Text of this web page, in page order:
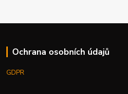
Ochrana osobních údajů
GDPR